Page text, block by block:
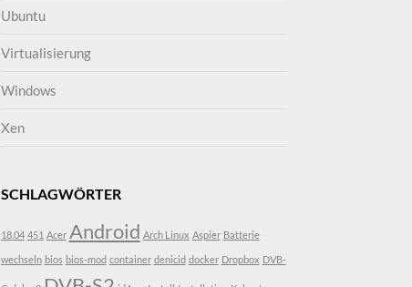
Ubuntu
Virtualisierung
Windows
Xen
SCHLAGWÖRTER
18.04 451 Acer Android Arch Linux Aspier Batterie
wechseln bios bios-mod container denicid docker Dropbox DVB-